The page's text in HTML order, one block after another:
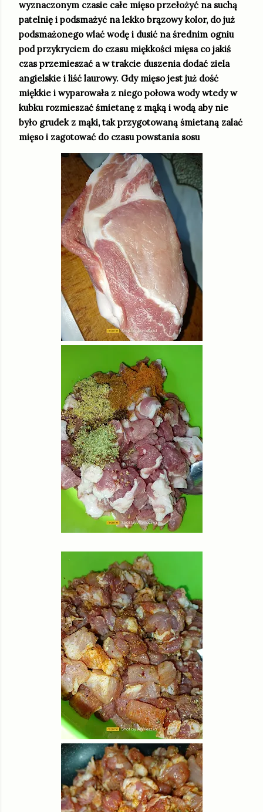
wyznaczonym czasie całe mięso przełożyć na suchą
patelnię i podsmażyć na lekko brązowy kolor, do już
podsmażonego wlać wodę i dusić na średnim ogniu
pod przykryciem do czasu miękkości mięsa co jakiś
czas przemieszać a w trakcie duszenia dodać ziela
angielskie i liść laurowy. Gdy mięso jest już dość
miękkie i wyparowała z niego połowa wody wtedy w
kubku rozmieszać śmietanę z mąką i wodą aby nie
było grudek z mąki, tak przygotowaną śmietaną zalać
mięso i zagotować do czasu powstania sosu